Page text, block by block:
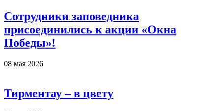
Сотрудники заповедника
присоединились к акции «Окна
Победы»!
08 мая 2026
Тирментау – в цвету